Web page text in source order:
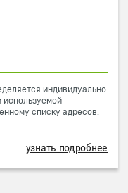
индивидуально
используемой
списку адресов.
узнать подробнее